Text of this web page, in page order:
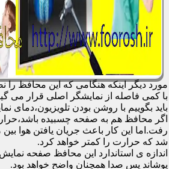
مورد دیگر اینکه هنگامی که این محافظ را
با کمی فاصله از نمایشگر اصلی قرار می
باید بگوییم با روشن بودن تلویزیون،دمای
اگر محافظ هم به صفحه چسبیده
رفت.اما این کار باعث جریان یافتن هوا
شد که حرارت را کمتر خواهد کرد.
اندازه ی استاندارد این محافظ صفحه
پوشاند پس صدا همچنان واضح خواهد بود.